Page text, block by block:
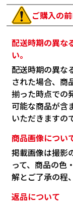
ご購入の
配送時期の異な
い。
配送時期の異な
された場合、商
揃った時点での
可能な商品が含
いただきますの
商品画像につい
掲載画像は撮影
って、商品の色
解とご了承の程
返品について